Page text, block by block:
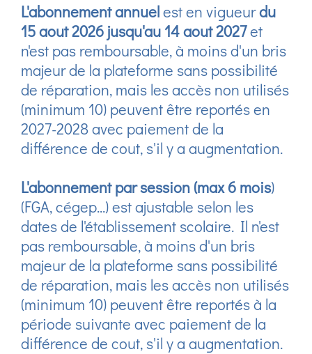
L'abonnement annuelest en vigueurdu
15 aout 2026 jusqu'au 14 aout 2027et
n'est pas remboursable, à moins d'un bris
majeur de la plateforme sans possibilité
de réparation, mais les accès non utilisés
(minimum 10) peuvent être reportés en
2027-2028 avec paiement de la
différence de cout, s'il y a augmentation.
L'abonnement par session (max 6 mois)
(FGA, cégep...) est ajustable selon les
dates de l'établissement scolaire. Il n'est
pas remboursable, à moins d'un bris
majeur de la plateforme sans possibilité
de réparation, mais les accès non utilisés
(minimum 10) peuvent être reportés à la
période suivante avec paiement de la
différence de cout, s'il y a augmentation.